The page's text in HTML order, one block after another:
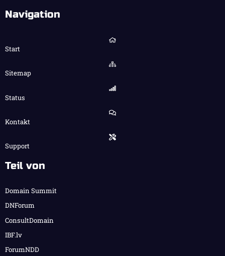
Navigation
Start
Sitemap
Status
Kontakt
Support
Teil von
Domain Summit
DNForum
ConsultDomain
IBF.lv
ForumNDD